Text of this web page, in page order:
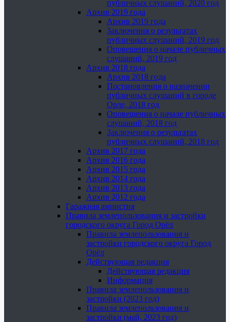
публичных слушаний, 2020 год
Архив 2019 года
Архив 2019 года
Заключения о результатах
публичных слушаний, 2019 год
Оповещения о начале публичных
слушаний, 2019 год
Архив 2018 года
Архив 2018 года
Постановления о назначении
публичных слушаний в городе
Орле, 2018 год
Оповещения о начале публичных
слушаний, 2018 год
Заключения о результатах
публичных слушаний, 2018 год
Архив 2017 года
Архив 2016 года
Архив 2015 года
Архив 2014 года
Архив 2013 года
Архив 2012 года
Гаражная амнистия
Правила землепользования и застройки
городского округа Город Орёл
Правила землепользования и
застройки городского округа Город
Орёл
Действующая редакция
Действующая редакция
Информация
Правила землепользования и
застройки (2023 год)
Правила землепользования и
застройки (май, 2023 год)